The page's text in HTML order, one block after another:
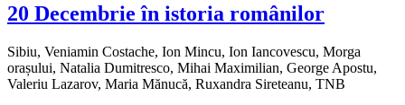
20 Decembrie în istoria românilor
Sibiu, Veniamin Costache, Ion Mincu, Ion Iancovescu, Morga
orașului, Natalia Dumitresco, Mihai Maximilian, George Apostu,
Valeriu Lazarov, Maria Mănucă, Ruxandra Sireteanu, TNB